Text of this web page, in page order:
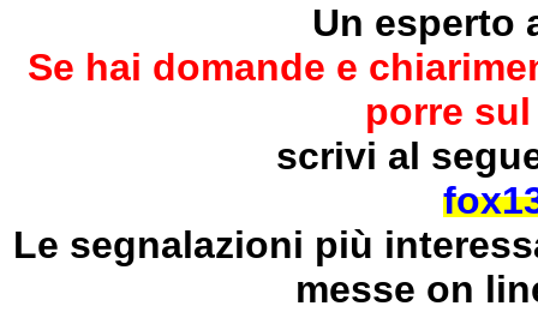
Un esperto
Se hai domande e
porre
scrivi al
Le segnalazioni più
messe on